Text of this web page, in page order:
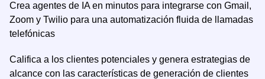
Crea agentes de IA en minutos para integrarse con Gmail,
Zoom y Twilio para una automatización fluida de llamadas
telefónicas
Califica a los clientes potenciales y genera estrategias de
alcance con las características de generación de clientes